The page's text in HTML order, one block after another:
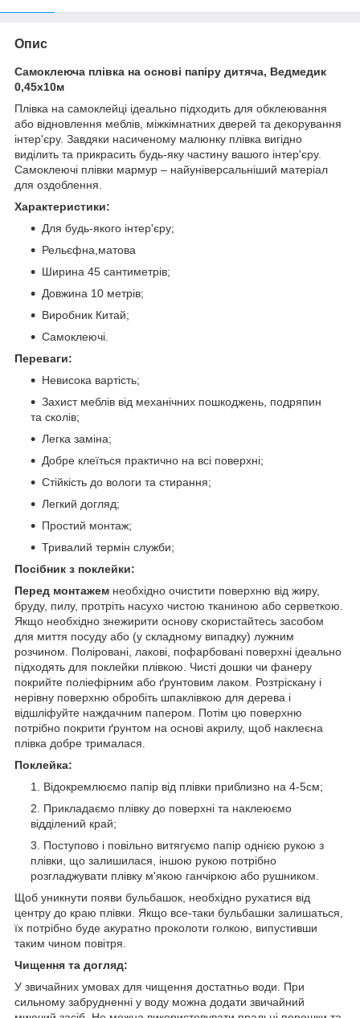
Опис
Самоклеюча плівка на основі папіру дитяча, Ведмедик
0,45х10м
Плівка на самоклейці ідеально підходить для обклеювання
або відновлення меблів, міжкімнатних дверей та декорування
інтер'єру. Завдяки насиченому малюнку плівка вигідно
виділить та прикрасить будь-яку частину вашого інтер'єру.
Самоклеючі плівки мармур – найуніверсальніший матеріал
для оздоблення.
Характеристики:
Для будь-якого інтер'єру;
Рельєфна,матова
Ширина 45 сантиметрів;
Довжина 10 метрів;
Виробник Китай;
Самоклеючі.
Переваги:
Невисока вартість;
Захист меблів від механічних пошкоджень, подряпин
та сколів;
Легка заміна;
Добре клеїться практично на всі поверхні;
Стійкість до вологи та стирання;
Легкий догляд;
Простий монтаж;
Тривалий термін служби;
Посібник з поклейки:
Перед монтажем необхідно очистити поверхню від жиру,
бруду, пилу, протріть насухо чистою тканиною або серветкою.
Якщо необхідно знежирити основу скористайтесь засобом
для миття посуду або (у складному випадку) лужним
розчином. Поліровані, лакові, пофарбовані поверхні ідеально
підходять для поклейки плівкою. Чисті дошки чи фанеру
покрийте поліефірним або ґрунтовим лаком. Розтріскану і
нерівну поверхню обробіть шпаклівкою для дерева і
відшліфуйте наждачним папером. Потім цю поверхню
потрібно покрити ґрунтом на основі акрилу, щоб наклеєна
плівка добре трималася.
Поклейка:
Відокремлюємо папір від плівки приблизно на 4-5см;
Прикладаємо плівку до поверхні та наклеюємо
відділений край;
Поступово і повільно витягуємо папір однією рукою з
плівки, що залишилася, іншою рукою потрібно
розгладжувати плівку м'якою ганчіркою або рушником.
Щоб уникнути появи бульбашок, необхідно рухатися від
центру до краю плівки. Якщо все-таки бульбашки залишаться,
їх потрібно буде акуратно проколоти голкою, випустивши
таким чином повітря.
Чищення та догляд:
У звичайних умовах для чищення достатньо води. При
сильному забрудненні у воду можна додати звичайний